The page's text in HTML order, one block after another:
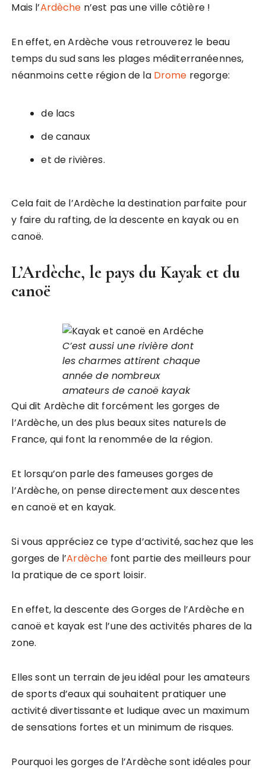
Mais l’Ardèche n’est pas une ville côtière !
En effet, en Ardèche vous retrouverez le beau
temps du sud sans les plages méditerranéennes,
néanmoins cette région de la Drome regorge:
de lacs
de canaux
et de rivières.
Cela fait de l’Ardèche la destination parfaite pour
y faire du rafting, de la descente en kayak ou en
canoë.
L’Ardèche, le pays du Kayak et du
canoë
C’est aussi une rivière dont
les charmes attirent chaque
année de nombreux
amateurs de canoë kayak
Qui dit Ardèche dit forcément les gorges de
l’Ardèche, un des plus beaux sites naturels de
France, qui font la renommée de la région.
Et lorsqu’on parle des fameuses gorges de
l’Ardèche, on pense directement aux descentes
en canoë et en kayak.
Si vous appréciez ce type d’activité, sachez que les
gorges de l’Ardèche font partie des meilleurs pour
la pratique de ce sport loisir.
En effet, la descente des Gorges de l’Ardèche en
canoë et kayak est l’une des activités phares de la
zone.
Elles sont un terrain de jeu idéal pour les amateurs
de sports d’eaux qui souhaitent pratiquer une
activité divertissante et ludique avec un maximum
de sensations fortes et un minimum de risques.
Pourquoi les gorges de l’Ardèche sont idéales pour